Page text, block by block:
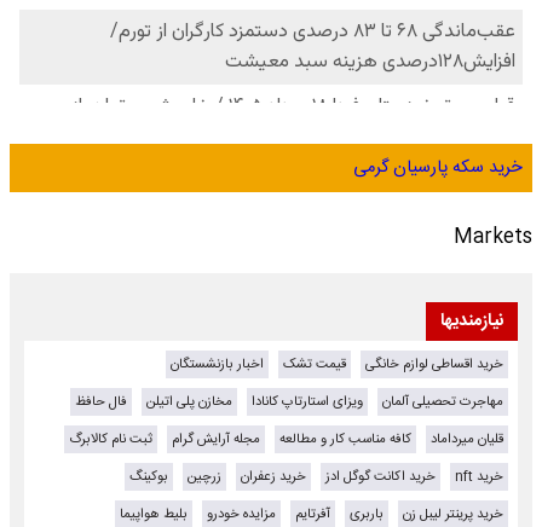
خرید سکه پارسیان گرمی
Markets
نیازمندیها
خرید اقساطی لوازم خانگی قیمت تشک
اخبار بازنشستگان
مهاجرت تحصیلی آلمان
ویزای استارتاپ کانادا مخازن پلی اتیلن
فال حافظ
قلیان میرداماد
کافه مناسب کار و مطالعه مجله آرایش گرام
ثبت نام کالابرگ
خرید nft
خرید اکانت گوگل ادز خرید زعفران زرچین
بوکینگ
خرید پرینتر لیبل زن
باربری آفرتایم مزایده خودرو
بلیط هواپیما